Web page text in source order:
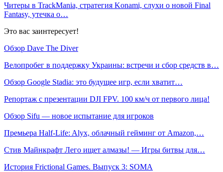
Читеры в TrackMania, стратегия Konami, слухи о новой Final
Fantasy, утечка о…
Это вас заинтересует!
Обзор Dave The Diver
Велопробег в поддержку Украины: встречи и сбор средств в…
Обзор Google Stadia: это будущее игр, если хватит…
Репортаж с презентации DJI FPV. 100 км/ч от первого лица!
Обзор Sifu — новое испытание для игроков
Премьера Half-Life: Alyx, облачный гейминг от Amazon,…
Стив Майнкрафт Лего ищет алмазы! — Игры битвы для…
История Frictional Games. Выпуск 3: SOMA